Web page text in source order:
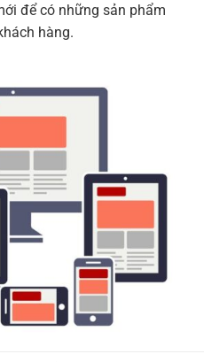
để có những sản phẩm
hàng.